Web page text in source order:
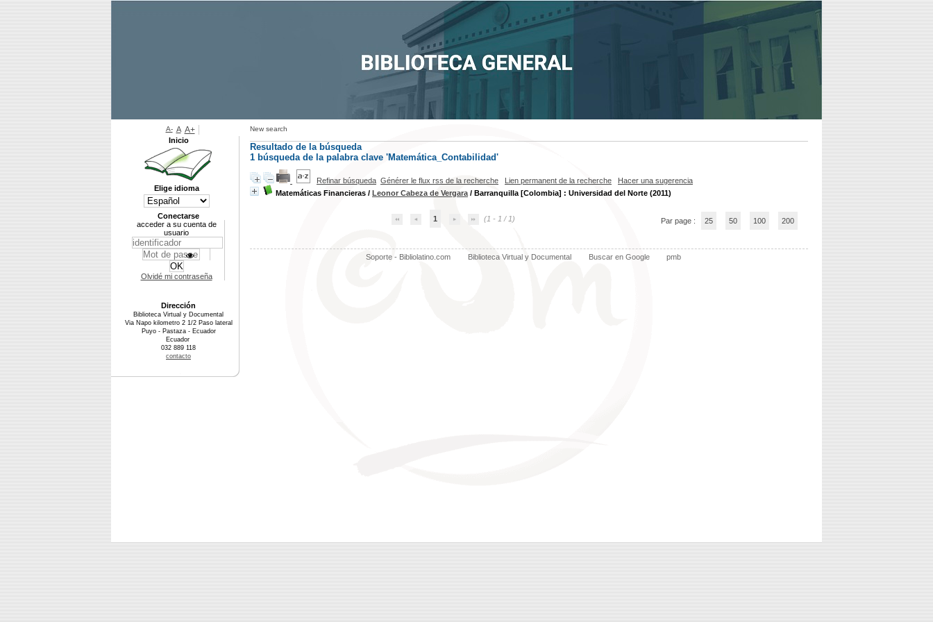
New search
Resultado de la búsqueda
1 búsqueda de la palabra clave 'Matemática_Contabilidad'
Refinar búsqueda Générer le flux rss de la recherche Lien permanent de la recherche
Hacer una sugerencia
Matemáticas Financieras / Leonor Cabeza de Vergara / Barranquilla [Colombia] : Universidad del Norte (2011)
1 (1 - 1 / 1) Par page : 25 50 100 200
Soporte - Bibliolatino.com Biblioteca Virtual y Documental Buscar en Google pmb
A- A A+
Inicio
Elige idioma
Conectarse
acceder a su cuenta de
usuario
Olvidé mi contraseña
Dirección
Biblioteca Virtual y Documental
Via Napo kilometro 2 1/2 Paso lateral
Puyo - Pastaza - Ecuador
Ecuador
032 889 118
contacto